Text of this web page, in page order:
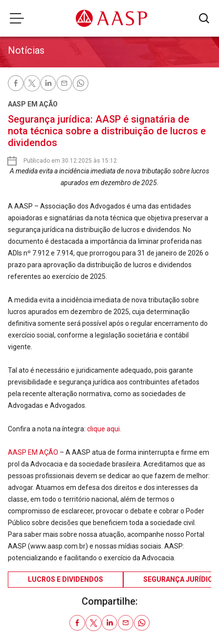
Notícias
AASP EM AÇÃO
Segurança jurídica: AASP é signatária de
nota técnica sobre a distribuição de lucros e
dividendos
Publicado em 30.12.2025 às 15:12
A medida evita a incidência imediata de nova tributação sobre lucros
apurados em dezembro de 2025.
A AASP – Associação dos Advogados é uma das entidades
apoiadoras e signatárias da nota técnica que objetiva preservar a
segurança jurídica na distribuição de lucros e dividendos. No
documento é destacada a importância da liminar proferida nas
ADIs nº 7.912 e 7.914, que prorrogou para 31 de janeiro de 2026 o
prazo para aprovação da distribuição de lucros e dividendos
referentes ao exercício de 2025.
A medida evita a incidência imediata de nova tributação sobre
lucros apurados em dezembro de 2025, cuja determinação
definitiva somente será possível após o regular encerramento do
exercício social, conforme a legislação societária e contábil
vigente.
Tal ato é necessário e juridicamente adequado, pois garante
previsibilidade e segurança jurídica aos contribuintes afetados
pela recente alteração normativa, como as sociedades de
Advogadas e Advogados.
Confira a nota na íntegra: clique aqui.
AASP EM AÇÃO – A AASP atua de forma ininterrupta e firme em
prol da Advocacia e da sociedade brasileira. Acreditamos que as
pessoas profissionais devem se dedicar ao que fazem de melhor:
advogar. Atuamos em defesa dos direitos e dos interesses da
classe, em todo o território nacional, além de termos o
compromisso de esclarecer, provocar o debate e cobrar o Poder
Público sobre decisões que beneficiem toda a sociedade civil.
Para saber mais sobre nossa atuação, acompanhe nosso Portal
AASP (www.aasp.com.br) e nossas mídias sociais. AASP:
potencializando e facilitando o exercício da Advocacia.
LUCROS E DIVIDENDOS SEGURANÇA JURÍDICA
Compartilhe: